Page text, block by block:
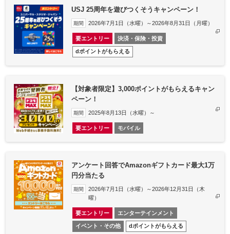
USJ 25周年を遊びつくそうキャンペーン！
期間 2026年7月1日（水曜）～2026年8月31日（月曜）
要エントリー 決済・保険・投資
dポイントがもらえる
【対象者限定】3,000ポイントがもらえるキャン
ペーン！
期間 2025年8月13日（水曜）～
要エントリー モバイル
アンケート回答でAmazonギフトカード最大1万
円分当たる
期間
2026年7月1日（水曜）～2026年12月31日（木
曜）
要エントリー エンターテインメント
イベント・その他 dポイントがもらえる